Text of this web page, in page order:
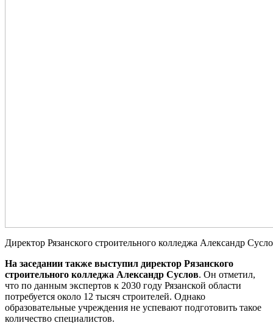
Директор Рязанского строительного колледжа Александр
На заседании также выступил директор Рязанского
строительного колледжа Александр Суслов. Он отметил,
что по данным экспертов к 2030 году Рязанской области
потребуется около 12 тысяч строителей. Однако
образовательные учреждения не успевают подготовить такое
количество специалистов.